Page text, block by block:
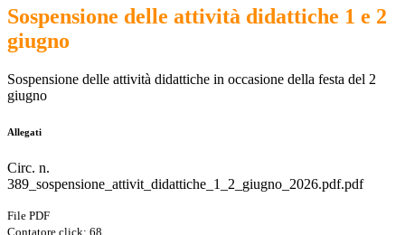
Sospensione delle attività didattiche 1 e 2
giugno
Sospensione delle attività didattiche in occasione della festa del 2
giugno
Allegati
Circ. n.
389_sospensione_attivit_didattiche_1_2_giugno_2026.pdf.pdf
File PDF
Contatore click: 68